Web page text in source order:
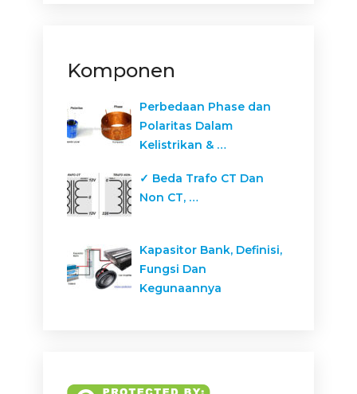
Komponen
Perbedaan Phase dan
Polaritas Dalam
Kelistrikan & …
✓ Beda Trafo CT Dan
Non CT, …
Kapasitor Bank, Definisi,
Fungsi Dan
Kegunaannya